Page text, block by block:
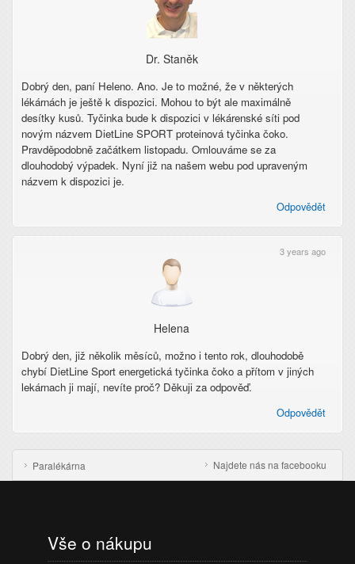
Dr. Staněk
Dobrý den, paní Heleno. Ano. Je to možné, že v některých
lékárnách je ještě k dispozici. Mohou to být ale maximálně
desítky kusů. Tyčinka bude k dispozici v lékárenské síti pod
novým názvem DietLine SPORT proteinová tyčinka čoko.
Pravděpodobně začátkem listopadu. Omlouváme se za
dlouhodobý výpadek. Nyní již na našem webu pod upraveným
názvem k dispozici je.
Odpovědět
3 years ago
Helena
Dobrý den, již několik měsíců, možno i tento rok, dlouhodobě
chybí DietLine Sport energetická tyčinka čoko a přítom v jiných
lekárnach ji mají, nevíte proč? Děkuji za odpověď.
Odpovědět
Najdete nás na facebooku
Paralékárna
Vše o nákupu